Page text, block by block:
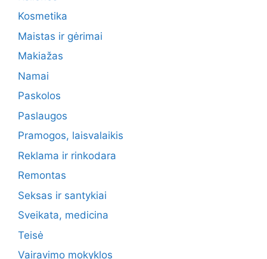
Kosmetika
Maistas ir gėrimai
Makiažas
Namai
Paskolos
Paslaugos
Pramogos, laisvalaikis
Reklama ir rinkodara
Remontas
Seksas ir santykiai
Sveikata, medicina
Teisė
Vairavimo mokyklos